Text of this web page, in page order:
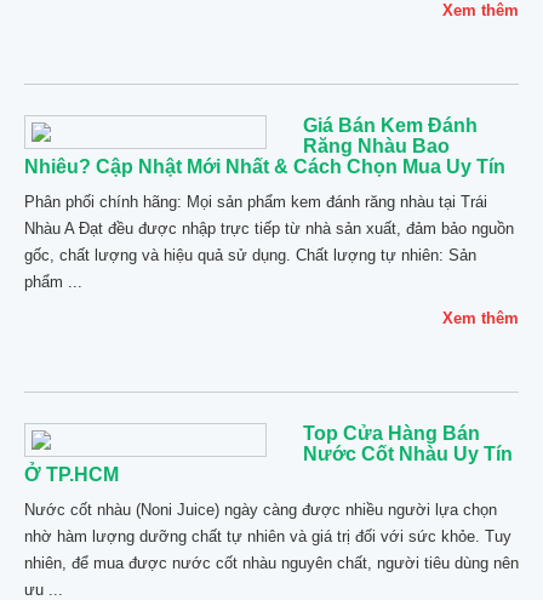
Xem thêm
Giá Bán Kem Đánh
Răng Nhàu Bao
Nhiêu? Cập Nhật Mới Nhất & Cách Chọn Mua Uy Tín
Phân phối chính hãng: Mọi sản phẩm kem đánh răng nhàu tại Trái
Nhàu A Đạt đều được nhập trực tiếp từ nhà sản xuất, đảm bảo nguồn
gốc, chất lượng và hiệu quả sử dụng. Chất lượng tự nhiên: Sản
phẩm ...
Xem thêm
Top Cửa Hàng Bán
Nước Cốt Nhàu Uy Tín
Ở TP.HCM
Nước cốt nhàu (Noni Juice) ngày càng được nhiều người lựa chọn
nhờ hàm lượng dưỡng chất tự nhiên và giá trị đối với sức khỏe. Tuy
nhiên, để mua được nước cốt nhàu nguyên chất, người tiêu dùng nên
ưu ...